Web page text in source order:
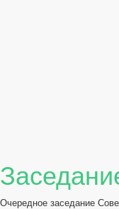
Очередное заседание